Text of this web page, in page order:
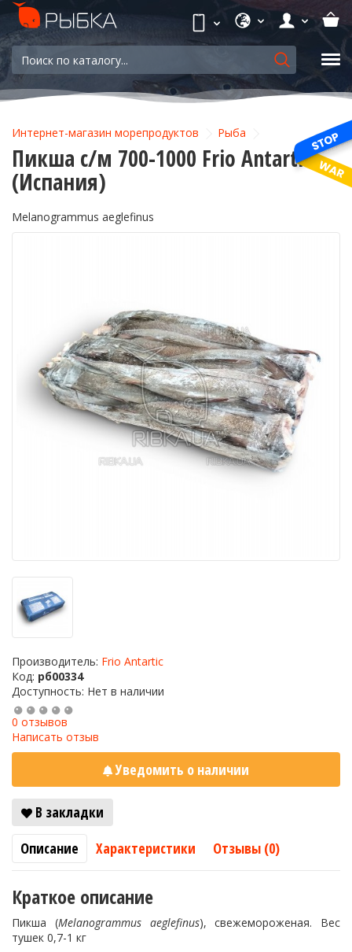
Интернет-магазин морепродуктов Рыба
Пикша с/м 700-1000 Frio Antartic
(Испания)
Melanogrammus aeglefinus
Производитель: Frio Antartic
Код: рб00334
Доступность: Нет в наличии
0 отзывов
Написать отзыв
Уведомить о наличии
В закладки
Описание
Характеристики Отзывы (0)
Краткое описание
Пикша (Melanogrammus aeglefinus), свежемороженая. Вес
тушек 0,7-1 кг